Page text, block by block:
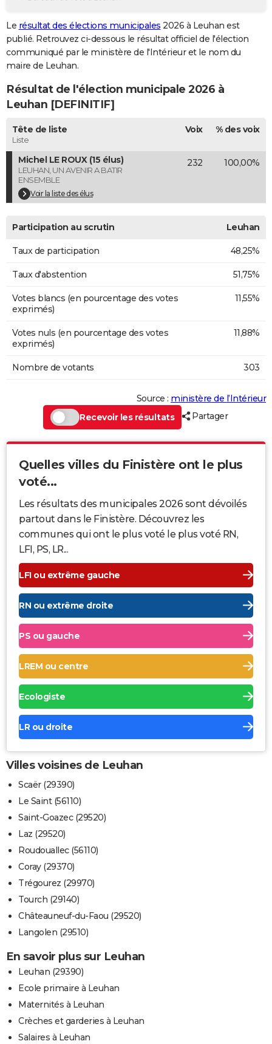
GUIDES D'ACHAT
BONS PLANS
CARTE DE VOEUX
Carte de Noël
Carte Bonne année
Carte Saint-Valentin
Carte Pâques
Carte d'anniversaire
DICTIONNAIRE
Dictionnaire
Biographies
Citations
Expressions
Proverbes
PROGRAMME TV
COPAINS D'AVANT
S'inscrire
Se connecter
Lycées
Collèges
Primaires
Universités
Entreprises
Service militaire
Avis de recherche
AVIS DE DÉCÈS
Bricolage
Lifestyle
Culture
Sport
Auto
Television
Voyage
Cinema
Le résultat des élections municipales 2026 à Leuhan est
publié. Retrouvez ci-dessous le résultat officiel de l'élection
communiqué par le ministère de l'Intérieur et le nom du
maire de Leuhan.
Résultat de l'élection municipale 2026 à
Leuhan [DEFINITIF]
Tête de liste
Liste
Voix % des voix
Michel LE ROUX (15 élus)
LEUHAN, UN AVENIR A BATIR
ENSEMBLE
Voir la liste des élus
232 100,00%
Participation au scrutin Leuhan
Taux de participation 48,25%
Taux d'abstention 51,75%
Votes blancs (en pourcentage des votes
exprimés)
11,55%
Votes nuls (en pourcentage des votes
exprimés)
11,88%
Nombre de votants 303
Source : ministère de l’Intérieur
Recevoir les résultats
Partager
Quelles villes du Finistère ont le plus
voté...
Les résultats des municipales 2026 sont dévoilés
partout dans le Finistère. Découvrez les
communes qui ont le plus voté le plus voté RN,
LFI, PS, LR...
LFI ou extrême gauche
RN ou extrême droite
PS ou gauche
LREM ou centre
Ecologiste
LR ou droite
Villes voisines de Leuhan
Scaër (29390)
Le Saint (56110)
Saint-Goazec (29520)
Laz (29520)
Roudouallec (56110)
Coray (29370)
Trégourez (29970)
Tourch (29140)
Châteauneuf-du-Faou (29520)
Langolen (29510)
En savoir plus sur Leuhan
Leuhan (29390)
Ecole primaire à Leuhan
Maternités à Leuhan
Crèches et garderies à Leuhan
Salaires à Leuhan